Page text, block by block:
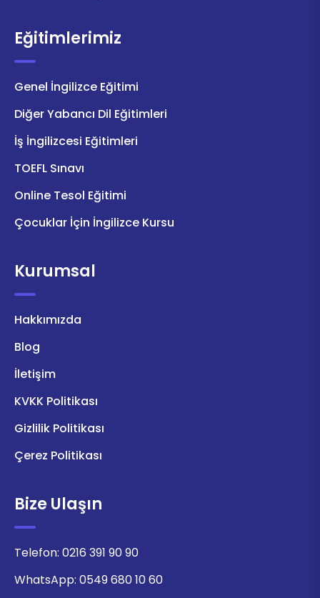
Eğitimlerimiz
Genel İngilizce Eğitimi
Diğer Yabancı Dil Eğitimleri
İş İngilizcesi Eğitimleri
TOEFL Sınavı
Online Tesol Eğitimi
Çocuklar İçin İngilizce Kursu
Kurumsal
Hakkımızda
Blog
İletişim
KVKK Politikası
Gizlilik Politikası
Çerez Politikası
Bize Ulaşın
Telefon: 0216 391 90 90
WhatsApp: 0549 680 10 60